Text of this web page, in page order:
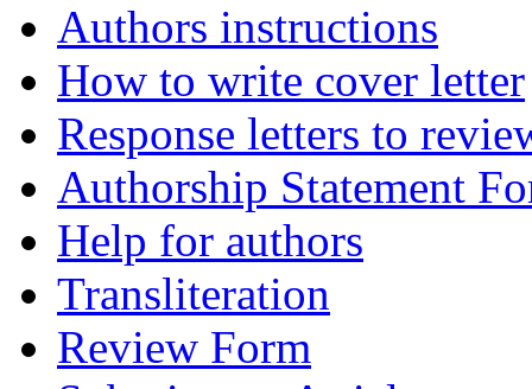
Authors instructions
How to write cover letter
Response letters to
Authorship Statement
Help for authors
Transliteration
Review Form